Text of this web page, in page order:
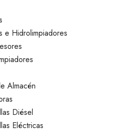
e Hidrolimpiadores
Almacén
Diésel
Eléctricas